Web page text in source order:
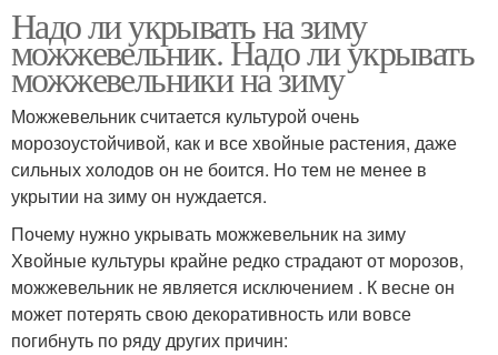
Надо ли укрывать на зиму
можжевельник. Надо ли укрывать
можжевельники на зиму
Можжевельник считается культурой очень
морозоустойчивой, как и все хвойные растения, даже
сильных холодов он не боится. Но тем не менее в
укрытии на зиму он нуждается.
Почему нужно укрывать можжевельник на зиму
Хвойные культуры крайне редко страдают от морозов,
можжевельник не является исключением . К весне он
может потерять свою декоративность или вовсе
погибнуть по ряду других причин: